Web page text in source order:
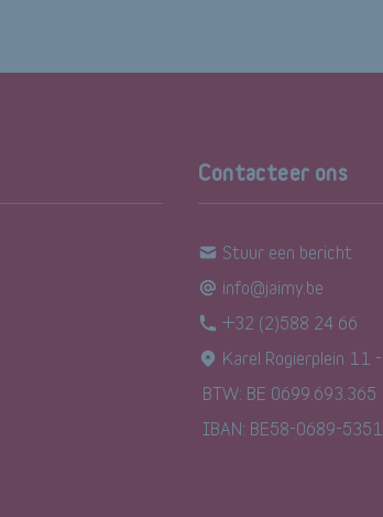
Contacteer ons
Stuur een bericht
info@jaimy.be
+32 (2)588 24 66
Karel Rogierplein 11
BTW: BE 0699.693.365
IBAN: BE58-0689-